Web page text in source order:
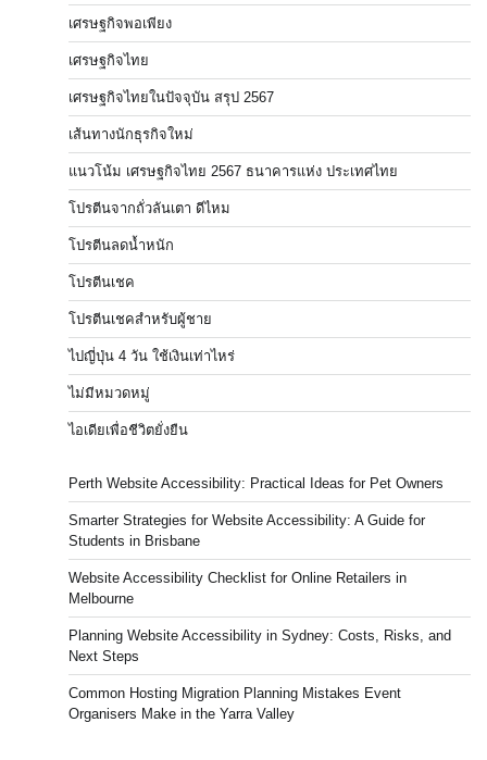
เศรษฐกิจพอเพียง
เศรษฐกิจไทย
เศรษฐกิจไทยในปัจจุบัน สรุป 2567
เส้นทางนักธุรกิจใหม่
แนวโน้ม เศรษฐกิจไทย 2567 ธนาคารแห่ง ประเทศไทย
โปรตีนจากถั่วลันเตา ดีไหม
โปรตีนลดน้ำหนัก
โปรตีนเชค
โปรตีนเชคสำหรับผู้ชาย
ไปญี่ปุ่น 4 วัน ใช้เงินเท่าไหร่
ไม่มีหมวดหมู่
ไอเดียเพื่อชีวิตยั่งยืน
Perth Website Accessibility: Practical Ideas for Pet Owners
Smarter Strategies for Website Accessibility: A Guide for
Students in Brisbane
Website Accessibility Checklist for Online Retailers in
Melbourne
Planning Website Accessibility in Sydney: Costs, Risks, and
Next Steps
Common Hosting Migration Planning Mistakes Event
Organisers Make in the Yarra Valley